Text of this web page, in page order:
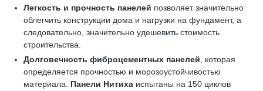
Легкость и прочность панелей позволяет значительно
облегчить конструкции дома и нагрузки на фундамент, а
следовательно, значительно удешевить стоимость
строительства.
Долговечность фиброцементных панелей , которая
определяется прочностью и морозоустойчивостью
материала. Панели Нитиха испытаны на 150 циклов